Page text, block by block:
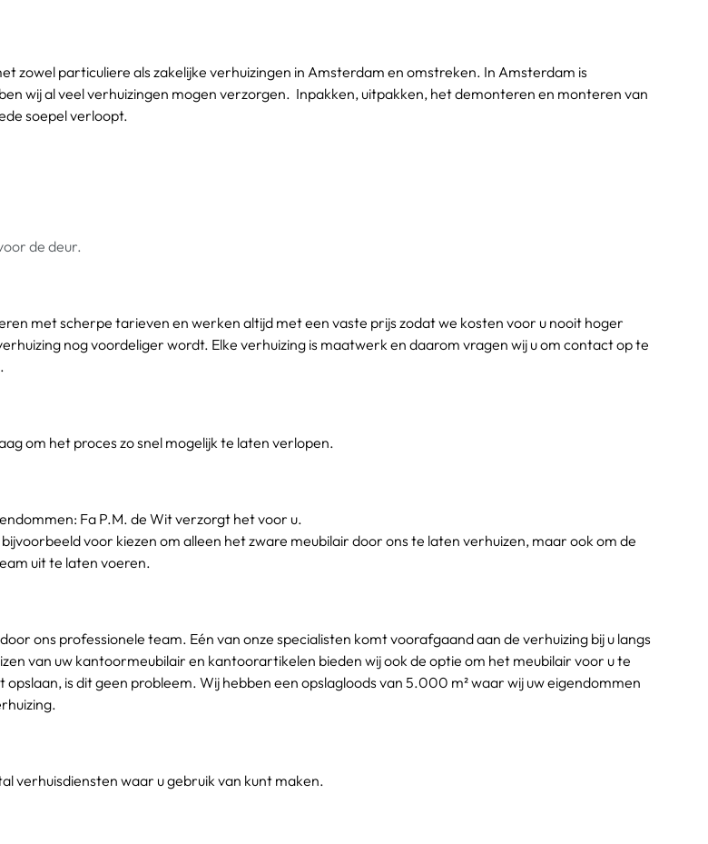
zowel particuliere als zakelijke verhuizingen in Amsterdam en omstreken. In Amsterdam is
wij al veel verhuizingen mogen verzorgen.  Inpakken, uitpakken, het demonteren en monteren van
soepel verloopt.
de deur.
met scherpe tarieven en werken altijd met een vaste prijs zodat we kosten voor u nooit hoger
nog voordeliger wordt. Elke verhuizing is maatwerk en daarom vragen wij u om contact op te
om het proces zo snel mogelijk te laten verlopen.
Fa P.M. de Wit verzorgt het voor u.
voor kiezen om alleen het zware meubilair door ons te laten verhuizen, maar ook om de
uit te laten voeren.
ons professionele team. Eén van onze specialisten komt voorafgaand aan de verhuizing bij u langs
van uw kantoormeubilair en kantoorartikelen bieden wij ook de optie om het meubilair voor u te
is dit geen probleem. Wij hebben een opslagloods van 5.000 m² waar wij uw eigendommen
verhuisdiensten waar u gebruik van kunt maken.